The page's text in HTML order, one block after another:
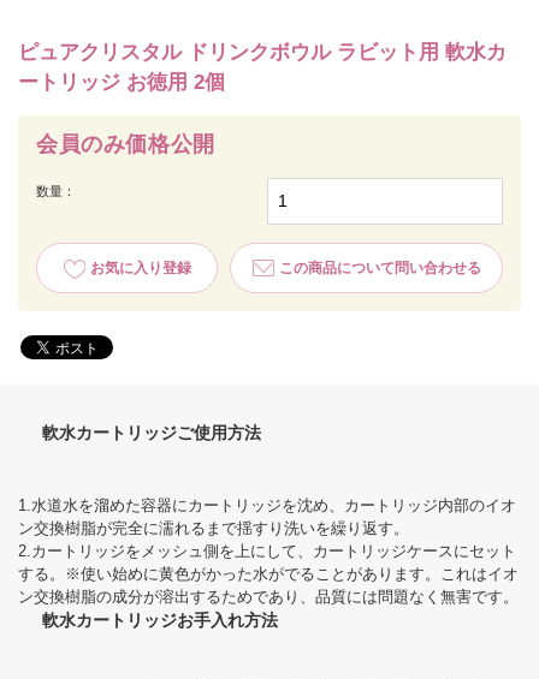
ピュアクリスタル ドリンクボウル ラビット用 軟水カ
ートリッジ お徳用 2個
会員のみ価格公開
数量：
お気に入り登録 この商品について問い合わせる
軟水カートリッジご使用方法
1.水道水を溜めた容器にカートリッジを沈め、カートリッジ内部のイオ
ン交換樹脂が完全に濡れるまで揺すり洗いを繰り返す。
2.カートリッジをメッシュ側を上にして、カートリッジケースにセット
する。※使い始めに黄色がかった水がでることがあります。これはイオ
ン交換樹脂の成分が溶出するためであり、品質には問題なく無害です。
軟水カートリッジお手入れ方法